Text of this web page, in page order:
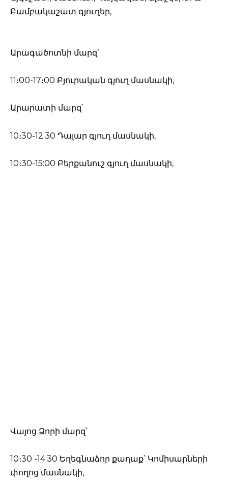
Բամբակաշատ գյուղեր,
Արագածոտնի մարզ՝
11։00-17։00 Բյուրական գյուղ մասնակի,
Արարատի մարզ՝
10։30-12:30 Դալար գյուղ մասնակի,
10։30-15:00 Բերքանուշ գյուղ մասնակի,
Վայոց Ձորի մարզ՝
10։30 -14:30 Եղեգնաձոր քաղաք՝ Կոմիսարների
փողոց մասնակի,